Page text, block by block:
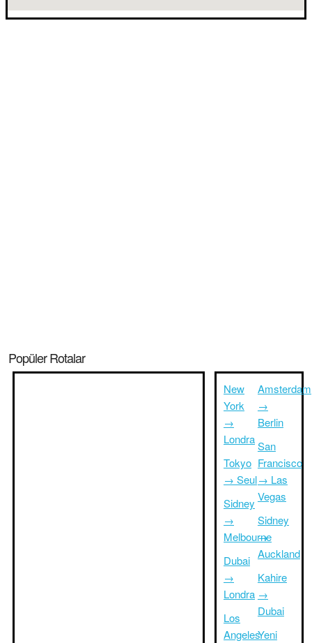
Popüler Rotalar
New
York
→
Londra
Tokyo
→ Seul
Sidney
→
Melbourne
Dubai
→
Londra
Los
Angeles
Amsterdam
→
Berlin
San
Francisco
→ Las
Vegas
Sidney
→
Auckland
Kahire
→
Dubai
Yeni